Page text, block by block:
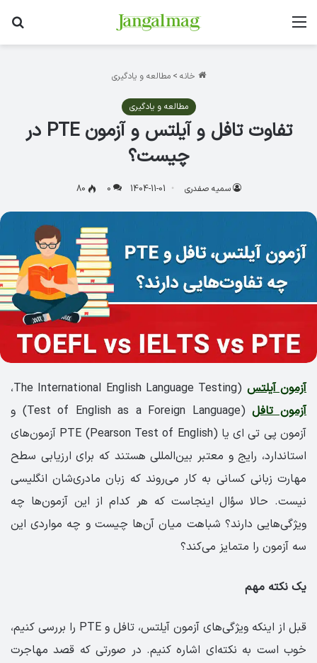
منو
خانه > مطالعه و یادگیری
مطالعه و یادگیری
تفاوت تافل و آیلتس و آزمون PTE در
چیست؟
سمیه صفدری 1404-11-01
0
80
آزمون آیلتس (The International English Language Testing،
آزمون تافل
(Test of English as a Foreign Language) و
آزمون پی تی ای یا PTE (Pearson Test of English) آزمون‌های
استاندارد، رایج و معتبر بین‌المللی هستند که برای ارزیابی سطح
مهارت زبانی کسانی به کار می‌روند که زبان مادری‌شان انگلیسی
نیست. حالا سؤال اینجاست که هر کدام از این آزمون‌ها چه
ویژگی‌هایی دارند؟ شباهت میان آن‌ها چیست و چه مواردی این
سه آزمون را متمایز می‌کند؟
یک نکته مهم
قبل از اینکه ویژگی‌های آزمون آیلتس، تافل و PTE را بررسی کنیم،
خوب است به نکته‌ای اشاره کنیم. در صورتی که قصد مهاجرت